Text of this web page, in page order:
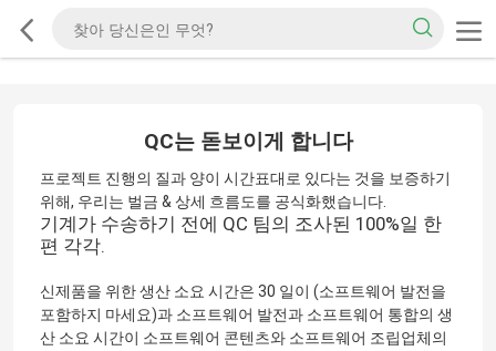
QC는 돋보이게 합니다
프로젝트 진행의 질과 양이 시간표대로 있다는 것을 보증하기
위해, 우리는 벌금 & 상세 흐름도를 공식화했습니다.
기계가 수송하기 전에 QC 팀의 조사된 100%일 한
편 각각.
신제품을 위한 생산 소요 시간은 30 일이 (소프트웨어 발전을
포함하지 마세요)과 소프트웨어 발전과 소프트웨어 통합의 생
산 소요 시간이 소프트웨어 콘텐츠와 소프트웨어 조립업체의